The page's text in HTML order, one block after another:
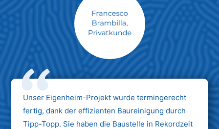
Max Mustermann
Unternehmen AG
Unser Eigenheim-Projekt wurde termingerecht
fertig, dank der effizienten Baureinigung durch
Tipp-Topp. Sie haben die Baustelle in Rekordzeit